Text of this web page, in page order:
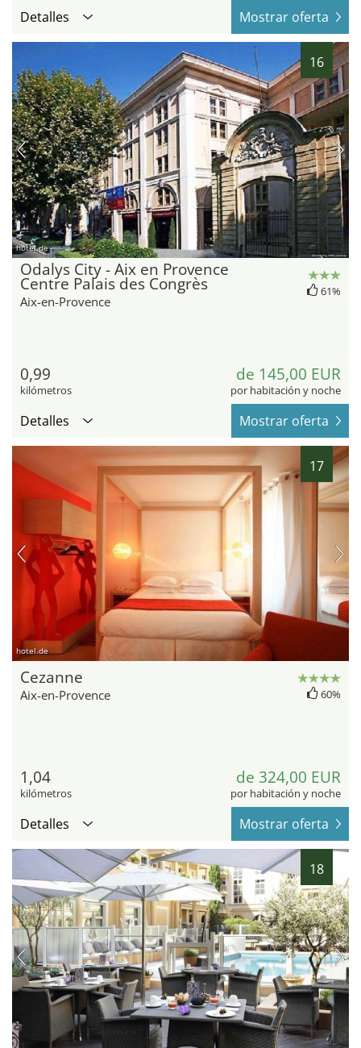
Detalles Mostrar oferta
16
hotel.de
Odalys City - Aix en Provence
Centre Palais des Congrès
Aix-en-Provence
61%
0,99
kilómetros
de 145,00 EUR
por habitación y noche
Detalles Mostrar oferta
17
hotel.de
Cezanne
Aix-en-Provence 60%
1,04
kilómetros
de 324,00 EUR
por habitación y noche
Detalles Mostrar oferta
18